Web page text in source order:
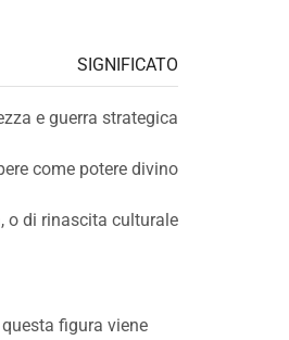
SIGNIFICATO
e guerra strategica
come potere divino
o di rinascita culturale
figura viene